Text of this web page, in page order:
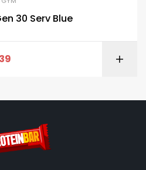
30 Serv Blue